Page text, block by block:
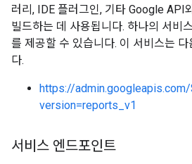
러리, IDE 플러그인, 기타 Google API
빌드하는 데 사용됩니다. 하나의 서비
를 제공할 수 있습니다. 이 서비스는 다
다.
https://
version=reports_v1
서비스 엔드포인트